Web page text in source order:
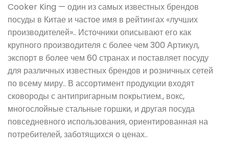
Cooker King — один из самых известных брендов
посуды в Китае и частое имя в рейтингах «лучших
производителей».. Источники описывают его как
крупного производителя с более чем 300 Артикул,
экспорт в более чем 60 странах и поставляет посуду
для различных известных брендов и розничных сетей
по всему миру.. В ассортимент продукции входят
сковороды с антипригарным покрытием., вокс,
многослойные стальные горшки, и другая посуда
повседневного использования, ориентированная на
потребителей, заботящихся о ценах..